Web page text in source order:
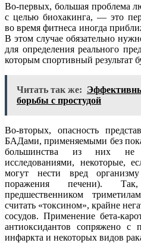
Во-первых, большая проблема
с целью биохакинга, — это
во время фитнеса иногда
В этом случае обязательно
для определения реального
которым спортивный результат
Читать так же:
борьбы с простудой
Во-вторых, опасность
БАДами, применяемыми без
большинства из них не
исследованиями, некоторые,
могут нести вред
поражения печени).
предшественником
считать «токсином», крайне
сосудов. Применение бета-
антиоксидантов сопряжено с
инфаркта и некоторых видов